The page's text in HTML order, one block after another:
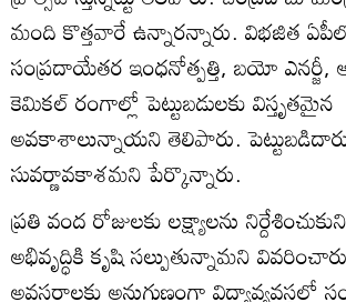
మంది కొత్తవారే ఉన్నారన్నారు. విభజిత
సంప్రదాయేతర ఇంధనోత్పత్తి, బయో ఎనర్జీ,
కెమికల్‌ రంగాల్లో పెట్టుబడులకు విస్తృతమైన
అవకాశాలున్నాయని తెలిపారు.
సువర్ణావకాశమని పేర్కొన్నారు.
ప్రతి వంద రోజులకు లక్ష్యాలను
అభివృద్ధికి కృషి సల్పుతున్నామని
అవసరాలకు అనుగుణంగా విద్యావ్యవస్థలో